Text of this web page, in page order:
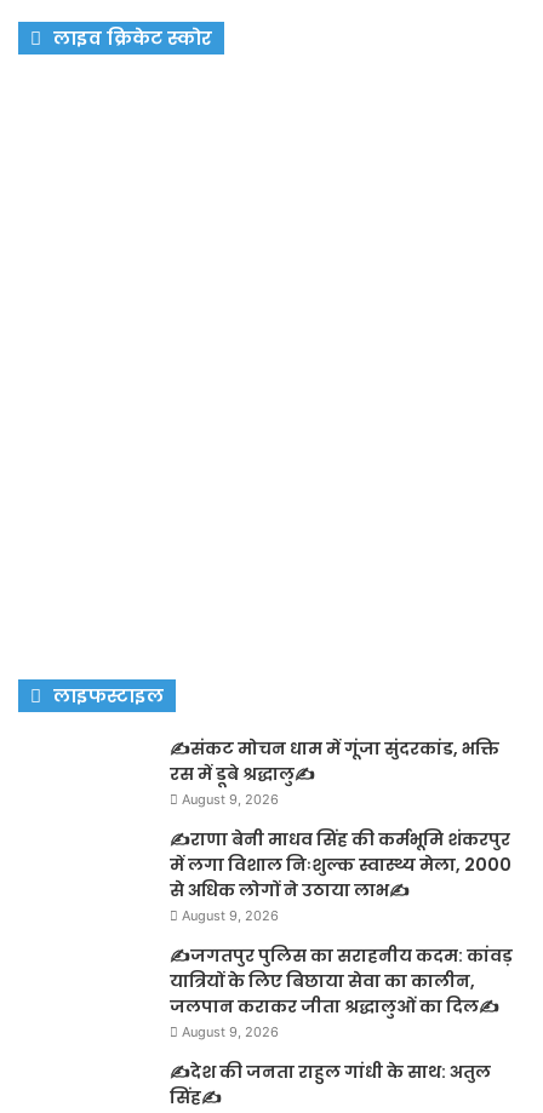
लाइव क्रिकेट स्कोर
लाइफस्टाइल
✍️संकट मोचन धाम में गूंजा सुंदरकांड, भक्ति
रस में डूबे श्रद्धालु✍️
August 9, 2026
✍️राणा बेनी माधव सिंह की कर्मभूमि शंकरपुर
में लगा विशाल निःशुल्क स्वास्थ्य मेला, 2000
से अधिक लोगों ने उठाया लाभ✍️
August 9, 2026
✍️जगतपुर पुलिस का सराहनीय कदम: कांवड़
यात्रियों के लिए बिछाया सेवा का कालीन,
जलपान कराकर जीता श्रद्धालुओं का दिल✍️
August 9, 2026
✍️देश की जनता राहुल गांधी के साथ: अतुल
सिंह✍️